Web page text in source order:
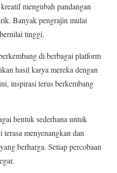
mengubah pandangan
Banyak pengrajin mulai
tinggi.
di berbagai platform
hasil karya mereka dengan
inspirasi terus berkembang
bentuk sederhana untuk
menyenangkan dan
berharga. Setiap percobaan